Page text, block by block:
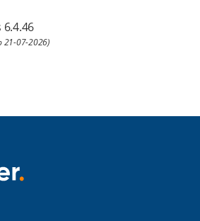
6.4.46
21-07-2026)